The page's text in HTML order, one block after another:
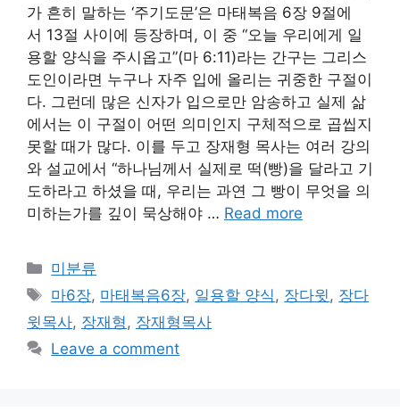
가 흔히 말하는 ‘주기도문’은 마태복음 6장 9절에
서 13절 사이에 등장하며, 이 중 “오늘 우리에게 일
용할 양식을 주시옵고”(마 6:11)라는 간구는 그리스
도인이라면 누구나 자주 입에 올리는 귀중한 구절이
다. 그런데 많은 신자가 입으로만 암송하고 실제 삶
에서는 이 구절이 어떤 의미인지 구체적으로 곱씹지
못할 때가 많다. 이를 두고 장재형 목사는 여러 강의
와 설교에서 “하나님께서 실제로 떡(빵)을 달라고 기
도하라고 하셨을 때, 우리는 과연 그 빵이 무엇을 의
미하는가를 깊이 묵상해야 … Read more
Categories
미분류
Tags
마6장, 마태복음6장, 일용할 양식 , 장다윗 , 장다
윗목사, 장재형 , 장재형목사
Leave a comment